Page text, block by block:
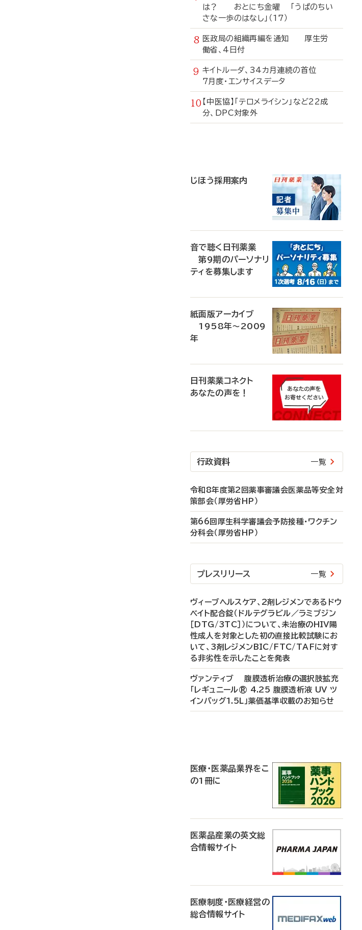
は？ おとにち金曜 「うぱのちい
さな一歩のはなし」（17）
医政局の組織再編を通知 厚生労
働省、4日付
キイトルーダ、34カ月連続の首位
7月度・エンサイスデータ
【中医協】「テロメライシン」など22成
分、DPC対象外
じほう採用案内
音で聴く日刊薬業
第9期のパーソナリ
ティを募集します
紙面版アーカイブ
1958年～2009
年
日刊薬業コネクト
あなたの声を！
行政資料 一覧
令和8年度第2回薬事審議会医薬品等安全対
策部会（厚労省HP）
第66回厚生科学審議会予防接種・ワクチン
分科会（厚労省HP）
プレスリリース 一覧
ヴィーブヘルスケア、2剤レジメンであるドウ
ベイト配合錠（ドルテグラビル／ラミブジン
［DTG/3TC］）について、未治療のHIV陽
性成人を対象とした初の直接比較試験にお
いて、3剤レジメンBIC/FTC/TAFに対す
る非劣性を示したことを発表
ヴァンティブ 腹膜透析治療の選択肢拡充
「レギュニール® 4.25 腹膜透析液 UV ツ
インバッグ1.5L」薬価基準収載のお知らせ
医療・医薬品業界をこ
の1冊に
医薬品産業の英文総
合情報サイト
医療制度・医療経営の
総合情報サイト